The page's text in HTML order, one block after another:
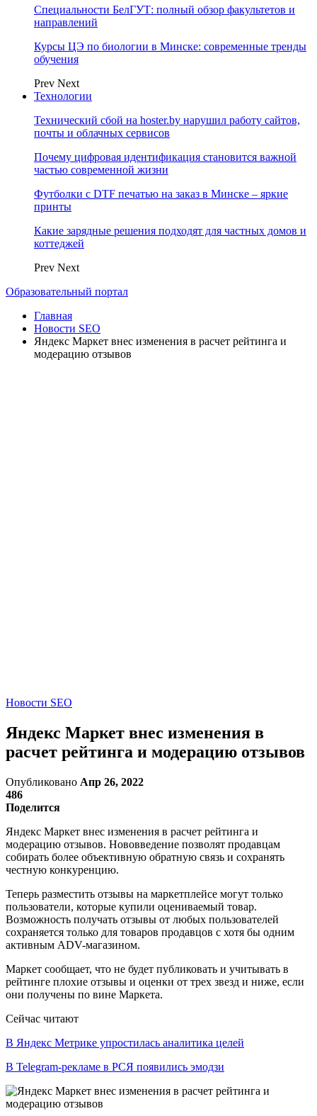
Специальности БелГУТ: полный обзор факультетов и
направлений
Курсы ЦЭ по биологии в Минске: современные тренды
обучения
Prev Next
Технологии
Технический сбой на hoster.by нарушил работу сайтов,
почты и облачных сервисов
Почему цифровая идентификация становится важной
частью современной жизни
Футболки с DTF печатью на заказ в Минске – яркие
принты
Какие зарядные решения подходят для частных домов и
коттеджей
Prev Next
Образовательный портал
Главная
Новости SEO
Яндекс Маркет внес изменения в расчет рейтинга и
модерацию отзывов
Новости SEO
Яндекс Маркет внес изменения в
расчет рейтинга и модерацию отзывов
Опубликовано Апр 26, 2022
486
Поделится
Яндекс Маркет внес изменения в расчет рейтинга и
модерацию отзывов. Нововведение позволят продавцам
собирать более объективную обратную связь и сохранять
честную конкуренцию.
Теперь разместить отзывы на маркетплейсе могут только
пользователи, которые купили оцениваемый товар.
Возможность получать отзывы от любых пользователей
сохраняется только для товаров продавцов с хотя бы одним
активным ADV-магазином.
Маркет сообщает, что не будет публиковать и учитывать в
рейтинге плохие отзывы и оценки от трех звезд и ниже, если
они получены по вине Маркета.
Сейчас читают
В Яндекс Метрике упростилась аналитика целей
В Telegram-рекламе в РСЯ появились эмодзи